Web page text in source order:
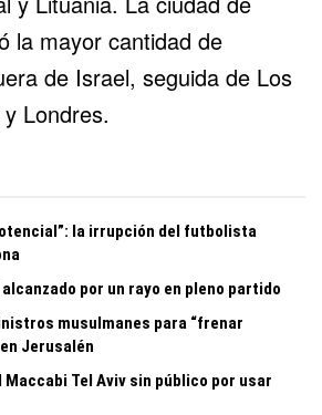
la mayor cantidad de
de Israel, seguida de Los
Londres.
la irrupción del futbolista
por un rayo en pleno partido
musulmanes para “frenar
Jerusalén
Maccabi Tel Aviv sin público por usar